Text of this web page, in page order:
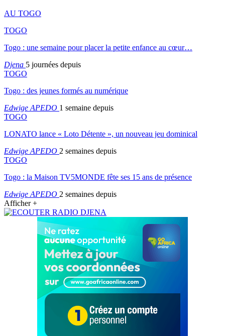
AU TOGO
TOGO
Togo : une semaine pour placer la petite enfance au cœur…
Djena 5 journées depuis
TOGO
Togo : des jeunes formés au numérique
Edwige APEDO 1 semaine depuis
TOGO
LONATO lance « Loto Détente », un nouveau jeu dominical
Edwige APEDO 2 semaines depuis
TOGO
Togo : la Maison TV5MONDE fête ses 15 ans de présence
Edwige APEDO 2 semaines depuis
Afficher +